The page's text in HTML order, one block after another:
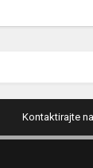
Kontaktirajte